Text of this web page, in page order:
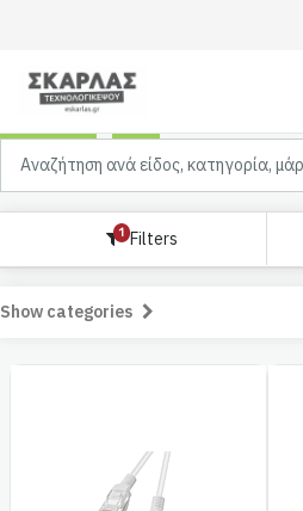
1 Filters
Show categories